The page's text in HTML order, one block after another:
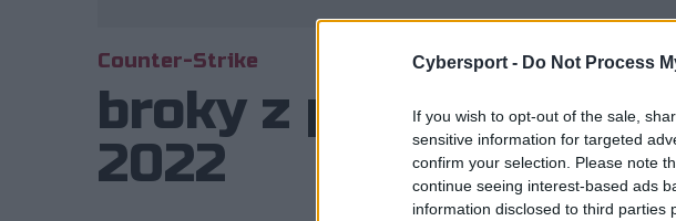
Cybersport - Do Not Process
If you wish to opt-out of the sale,
sensitive information for targeted
confirm your selection. Please note
continue seeing interest-based ads
information disclosed to third parties
Counter-Strike
broky z podwójnym
2022